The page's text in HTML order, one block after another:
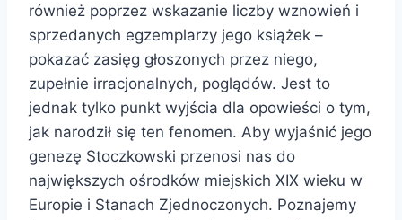
również poprzez wskazanie liczby wznowień i
sprzedanych egzemplarzy jego książek –
pokazać zasięg głoszonych przez niego,
zupełnie irracjonalnych, poglądów. Jest to
jednak tylko punkt wyjścia dla opowieści o tym,
jak narodził się ten fenomen. Aby wyjaśnić jego
genezę Stoczkowski przenosi nas do
największych ośrodków miejskich XIX wieku w
Europie i Stanach Zjednoczonych. Poznajemy